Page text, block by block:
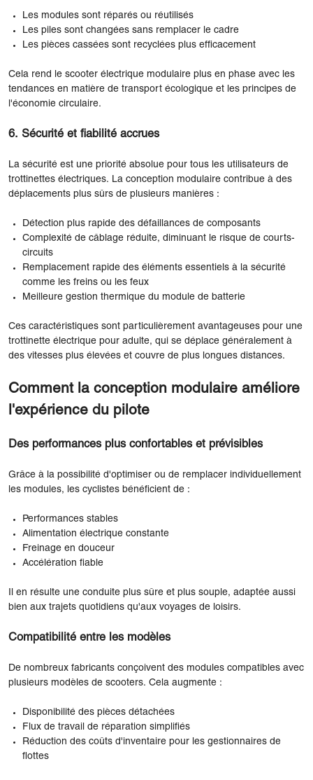
Les modules sont réparés ou réutilisés
Les piles sont changées sans remplacer le cadre
Les pièces cassées sont recyclées plus efficacement
Cela rend le scooter électrique modulaire plus en phase avec les
tendances en matière de transport écologique et les principes de
l'économie circulaire.
6. Sécurité et fiabilité accrues
La sécurité est une priorité absolue pour tous les utilisateurs de
trottinettes électriques. La conception modulaire contribue à des
déplacements plus sûrs de plusieurs manières :
Détection plus rapide des défaillances de composants
Complexité de câblage réduite, diminuant le risque de courts-
circuits
Remplacement rapide des éléments essentiels à la sécurité
comme les freins ou les feux
Meilleure gestion thermique du module de batterie
Ces caractéristiques sont particulièrement avantageuses pour une
trottinette électrique pour adulte, qui se déplace généralement à
des vitesses plus élevées et couvre de plus longues distances.
Comment la conception modulaire améliore
l'expérience du pilote
Des performances plus confortables et prévisibles
Grâce à la possibilité d'optimiser ou de remplacer individuellement
les modules, les cyclistes bénéficient de :
Performances stables
Alimentation électrique constante
Freinage en douceur
Accélération fiable
Il en résulte une conduite plus sûre et plus souple, adaptée aussi
bien aux trajets quotidiens qu'aux voyages de loisirs.
Compatibilité entre les modèles
De nombreux fabricants conçoivent des modules compatibles avec
plusieurs modèles de scooters. Cela augmente :
Disponibilité des pièces détachées
Flux de travail de réparation simplifiés
Réduction des coûts d'inventaire pour les gestionnaires de
flottes